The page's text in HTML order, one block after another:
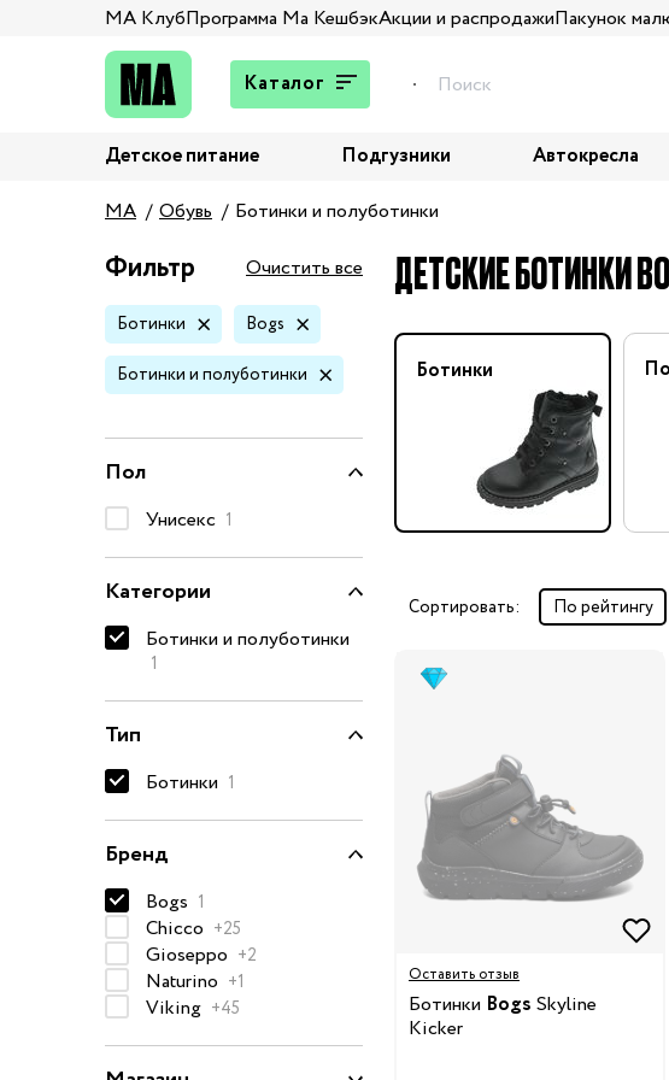
МА КлубПрограмма Ма КешбэкАкции и распродажиПакунок
Каталог
Брюки и джинсы
Верхняя одежда
Жакеты и пиджаки
Кардиганы и пуловеры
Колготы и носки
Комбинезоны,
комплекты, боди
Костюмы
Купальники и плавки
Нижнее белье
Пижамы и халаты
Платья и юбки
Полотенца и накидки
Регланы, поло и рубашки
Рюкзаки и сумки
Футболки и майки
Шапки, шарфы, перчатки
Аксессуары
Одежда по размеру
50-68 см
Детское питание Подгузники Автокресла
MA
Обувь Ботинки и полуботинки
Фильтр Очистить все
Ботинки Bogs
Ботинки и полуботинки
Пол
Унисекс 1
Категории
Ботинки и полуботинки
1
Тип
Ботинки 1
Бренд
Bogs 1
Chicco +25
Gioseppo +2
Naturino +1
Viking +45
ДЕТСКИЕ БОТИНКИ
Ботинки
Сортировать: по рейтингу
Оставить отзыв
Ботинки Bogs Skyline
Kicker